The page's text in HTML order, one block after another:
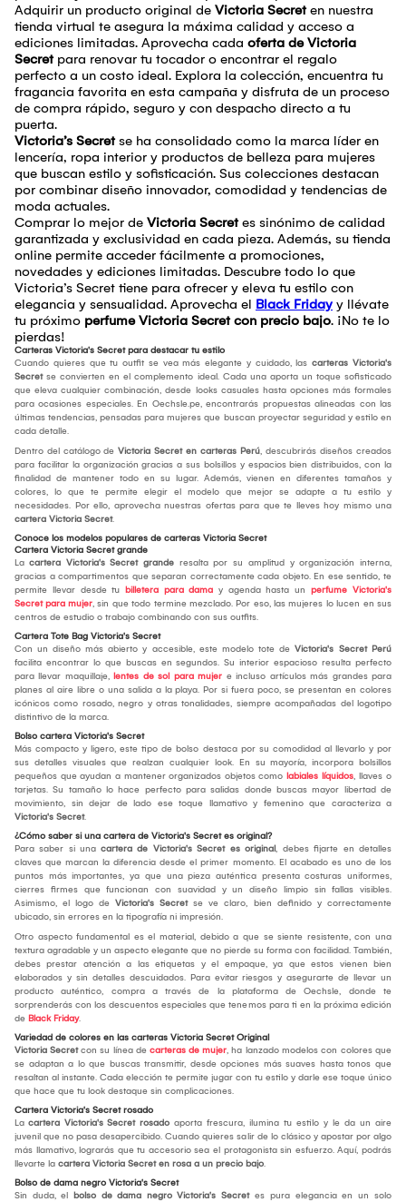
Adquirir un producto original de Victoria Secreten nuestra
tienda virtual te asegura la máxima calidad y acceso a
ediciones limitadas. Aprovecha cada oferta de Victoria
Secretpara renovar tu tocador o encontrar el regalo
perfecto a un costo ideal. Explora la colección, encuentra tu
fragancia favorita en esta campaña y disfruta de un proceso
de compra rápido, seguro y con despacho directo a tu
puerta.
Victoria’s Secretse ha consolidado como la marca líder en
lencería, ropa interior y productos de belleza para mujeres
que buscan estilo y sofisticación. Sus colecciones destacan
por combinar diseño innovador, comodidad y tendencias de
moda actuales.
Comprar lo mejor de Victoria Secretes sinónimo de calidad
garantizada y exclusividad en cada pieza. Además, su tienda
online permite acceder fácilmente a promociones,
novedades y ediciones limitadas. Descubre todo lo que
Victoria’s Secret tiene para ofrecer y eleva tu estilo con
elegancia y sensualidad. Aprovecha el Black Friday y llévate
tu próximo perfume Victoria Secret con precio bajo. ¡No te lo
pierdas!
Carteras Victoria's Secret para destacar tu estilo
Cuando quieres que tu outfit se vea más elegante y cuidado, las carteras Victoria's
Secretse convierten en el complemento ideal. Cada una aporta un toque sofisticado
que eleva cualquier combinación, desde looks casuales hasta opciones más formales
para ocasiones especiales. En Oechsle.pe, encontrarás propuestas alineadas con las
últimas tendencias, pensadas para mujeres que buscan proyectar seguridad y estilo en
cada detalle.
Dentro del catálogo de Victoria Secret en carteras Perú, descubrirás diseños creados
para facilitar la organización gracias a sus bolsillos y espacios bien distribuidos, con la
finalidad de mantener todo en su lugar. Además, vienen en diferentes tamaños y
colores, lo que te permite elegir el modelo que mejor se adapte a tu estilo y
necesidades. Por ello, aprovecha nuestras ofertas para que te lleves hoy mismo una
cartera Victoria Secret.
Conoce los modelos populares de carteras Victoria Secret
Cartera Victoria Secret grande
La cartera Victoria's Secret grande resalta por su amplitud y organización interna,
gracias a compartimentos que separan correctamente cada objeto. En ese sentido, te
permite llevar desde tu billetera para dama y agenda hasta un perfume Victoria's
Secret para mujer, sin que todo termine mezclado. Por eso, las mujeres lo lucen en sus
centros de estudio o trabajo combinando con sus outfits.
Cartera Tote Bag Victoria's Secret
Con un diseño más abierto y accesible, este modelo tote de Victoria's Secret Perú
facilita encontrar lo que buscas en segundos. Su interior espacioso resulta perfecto
para llevar maquillaje, lentes de sol para mujer e incluso artículos más grandes para
planes al aire libre o una salida a la playa. Por si fuera poco, se presentan en colores
icónicos como rosado, negro y otras tonalidades, siempre acompañadas del logotipo
distintivo de la marca.
Bolso cartera Victoria's Secret
Más compacto y ligero, este tipo de bolso destaca por su comodidad al llevarlo y por
sus detalles visuales que realzan cualquier look. En su mayoría, incorpora bolsillos
pequeños que ayudan a mantener organizados objetos como labiales líquidos, llaves o
tarjetas. Su tamaño lo hace perfecto para salidas donde buscas mayor libertad de
movimiento, sin dejar de lado ese toque llamativo y femenino que caracteriza a
Victoria's Secret.
¿Cómo saber si una cartera de Victoria's Secret es original?
Para saber si una cartera de Victoria's Secret es original, debes fijarte en detalles
claves que marcan la diferencia desde el primer momento. El acabado es uno de los
puntos más importantes, ya que una pieza auténtica presenta costuras uniformes,
cierres firmes que funcionan con suavidad y un diseño limpio sin fallas visibles.
Asimismo, el logo de Victoria's Secretse ve claro, bien definido y correctamente
ubicado, sin errores en la tipografía ni impresión.
Otro aspecto fundamental es el material, debido a que se siente resistente, con una
textura agradable y un aspecto elegante que no pierde su forma con facilidad. También,
debes prestar atención a las etiquetas y el empaque, ya que estos vienen bien
elaborados y sin detalles descuidados. Para evitar riesgos y asegurarte de llevar un
producto auténtico, compra a través de la plataforma de Oechsle, donde te
sorprenderás con los descuentos especiales que tenemos para ti en la próxima edición
de Black Friday.
Variedad de colores en las carteras Victoria Secret Original
Victoria Secretcon su línea de carteras de mujer, ha lanzado modelos con colores que
se adaptan a lo que buscas transmitir, desde opciones más suaves hasta tonos que
resaltan al instante. Cada elección te permite jugar con tu estilo y darle ese toque único
que hace que tu look destaque sin complicaciones.
Cartera Victoria's Secret rosado
La cartera Victoria's Secret rosado aporta frescura, ilumina tu estilo y le da un aire
juvenil que no pasa desapercibido. Cuando quieres salir de lo clásico y apostar por algo
más llamativo, lograrás que tu accesorio sea el protagonista sin esfuerzo. Aquí, podrás
llevarte la cartera Victoria Secret en rosa a un precio bajo.
Bolso de dama negro Victoria's Secret
Sin duda, el bolso de dama negro Victoria's Secretes pura elegancia en un solo